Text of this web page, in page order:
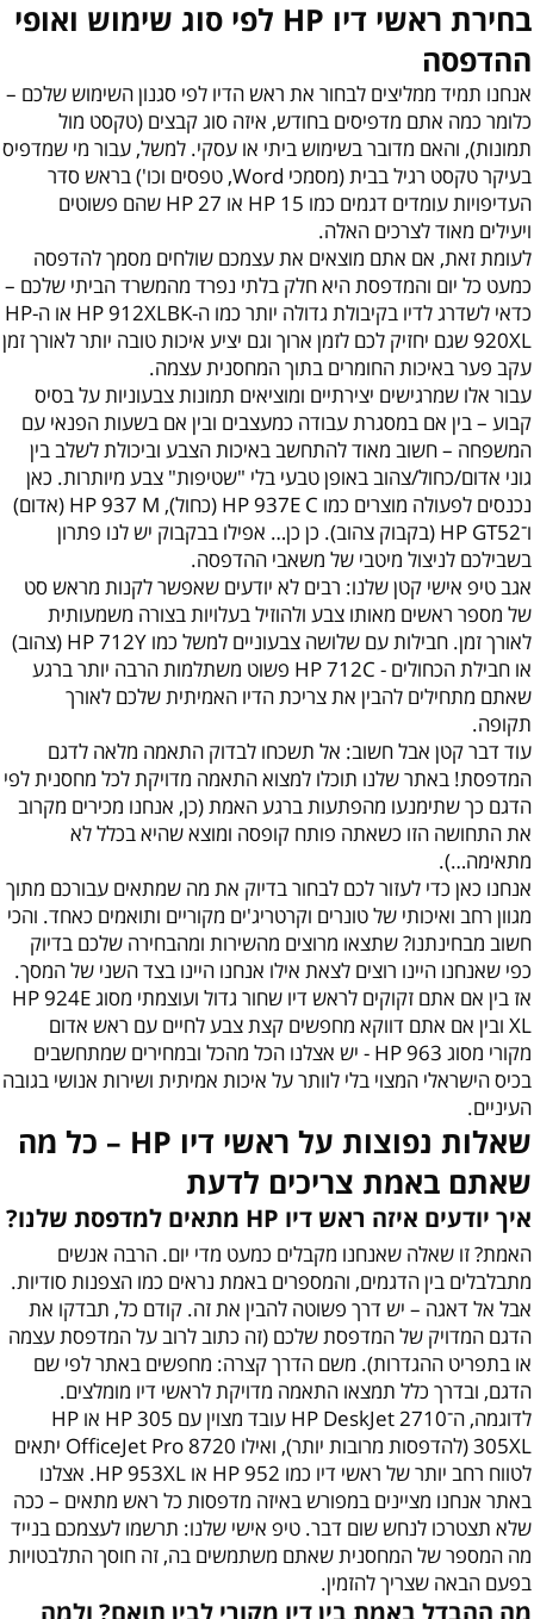
בחירת ראשי דיו HP לפי סוג שימוש ואופי
ההדפסה
אנחנו תמיד ממליצים לבחור את ראש הדיו לפי סגנון השימוש שלכם –
כלומר כמה אתם מדפיסים בחודש, איזה סוג קבצים (טקסט מול
תמונות), והאם מדובר בשימוש ביתי או עסקי. למשל, עבור מי שמדפיס
בעיקר טקסט רגיל בבית (מסמכי Word, טפסים וכו') בראש סדר
העדיפויות עומדים דגמים כמו HP 15 או HP 27 שהם פשוטים
ויעילים מאוד לצרכים האלה.
לעומת זאת, אם אתם מוצאים את עצמכם שולחים מסמך להדפסה
כמעט כל יום והמדפסת היא חלק בלתי נפרד מהמשרד הביתי שלכם –
כדאי לשדרג לדיו בקיבולת גדולה יותר כמו ה-HP 912XLBK או ה-HP
920XL שגם יחזיק לכם לזמן ארוך וגם יציע איכות טובה יותר לאורך זמן
עקב פער באיכות החומרים בתוך המחסנית עצמה.
עבור אלו שמרגישים יצירתיים ומוציאים תמונות צבעוניות על בסיס
קבוע – בין אם במסגרת עבודה כמעצבים ובין אם בשעות הפנאי עם
המשפחה – חשוב מאוד להתחשב באיכות הצבע וביכולת לשלב בין
גוני אדום/כחול/צהוב באופן טבעי בלי "שטיפות" צבע מיותרות. כאן
נכנסים לפעולה מוצרים כמו HP 937E C (כחול),‏ HP 937 M (אדום)
ו־HP GT52 (בקבוק צהוב). כן כן… אפילו בבקבוק יש לנו פתרון
בשבילכם לניצול מיטבי של משאבי ההדפסה.
אגב טיפ אישי קטן שלנו: רבים לא יודעים שאפשר לקנות מראש סט
של מספר ראשים מאותו צבע ולהוזיל בעלויות בצורה משמעותית
לאורך זמן. חבילות עם שלושה צבעוניים למשל כמו HP 712Y (צהוב)
או חבילת הכחולים - HP 712C פשוט משתלמות הרבה יותר ברגע
שאתם מתחילים להבין את צריכת הדיו האמיתית שלכם לאורך
תקופה.
עוד דבר קטן אבל חשוב: אל תשכחו לבדוק התאמה מלאה לדגם
המדפסת! באתר שלנו תוכלו למצוא התאמה מדויקת לכל מחסנית לפי
הדגם כך שתימנעו מהפתעות ברגע האמת (כן, אנחנו מכירים מקרוב
את התחושה הזו כשאתה פותח קופסה ומוצא שהיא בכלל לא
מתאימה…).
אנחנו כאן כדי לעזור לכם לבחור בדיוק את מה שמתאים עבורכם מתוך
מגוון רחב ואיכותי של טונרים וקרטריג'ים מקוריים ותואמים כאחד. והכי
חשוב מבחינתנו? שתצאו מרוצים מהשירות ומהבחירה שלכם בדיוק
כפי שאנחנו היינו רוצים לצאת אילו אנחנו היינו בצד השני של המסך.
אז בין אם אתם זקוקים לראש דיו שחור גדול ועוצמתי מסוג HP 924E
XL ובין אם אתם דווקא מחפשים קצת צבע לחיים עם ראש אדום
מקורי מסוג HP 963 - יש אצלנו הכל מהכל ובמחירים שמתחשבים
בכיס הישראלי המצוי בלי לוותר על איכות אמיתית ושירות אנושי בגובה
העיניים.
שאלות נפוצות על ראשי דיו HP – כל מה
שאתם באמת צריכים לדעת
איך יודעים איזה ראש דיו HP מתאים למדפסת שלנו?
האמת? זו שאלה שאנחנו מקבלים כמעט מדי יום. הרבה אנשים
מתבלבלים בין הדגמים, והמספרים באמת נראים כמו הצפנות סודיות.
אבל אל דאגה – יש דרך פשוטה להבין את זה. קודם כל, תבדקו את
הדגם המדויק של המדפסת שלכם (זה כתוב לרוב על המדפסת עצמה
או בתפריט ההגדרות). משם הדרך קצרה: מחפשים באתר לפי שם
הדגם, ובדרך כלל תמצאו התאמה מדויקת לראשי דיו מומלצים.
לדוגמה, ה־HP DeskJet 2710 עובד מצוין עם HP 305 או HP
305XL (להדפסות מרובות יותר), ואילו OfficeJet Pro 8720 יתאים
לטווח רחב יותר של ראשי דיו כמו HP 952 או HP 953XL. אצלנו
באתר אנחנו מציינים במפורש באיזה מדפסות כל ראש מתאים – ככה
שלא תצטרכו לנחש שום דבר. טיפ אישי שלנו: תרשמו לעצמכם בנייד
מה המספר של המחסנית שאתם משתמשים בה, זה חוסך התלבטויות
בפעם הבאה שצריך להזמין.
מה ההבדל באמת בין דיו מקורי לבין תואם? ולמה